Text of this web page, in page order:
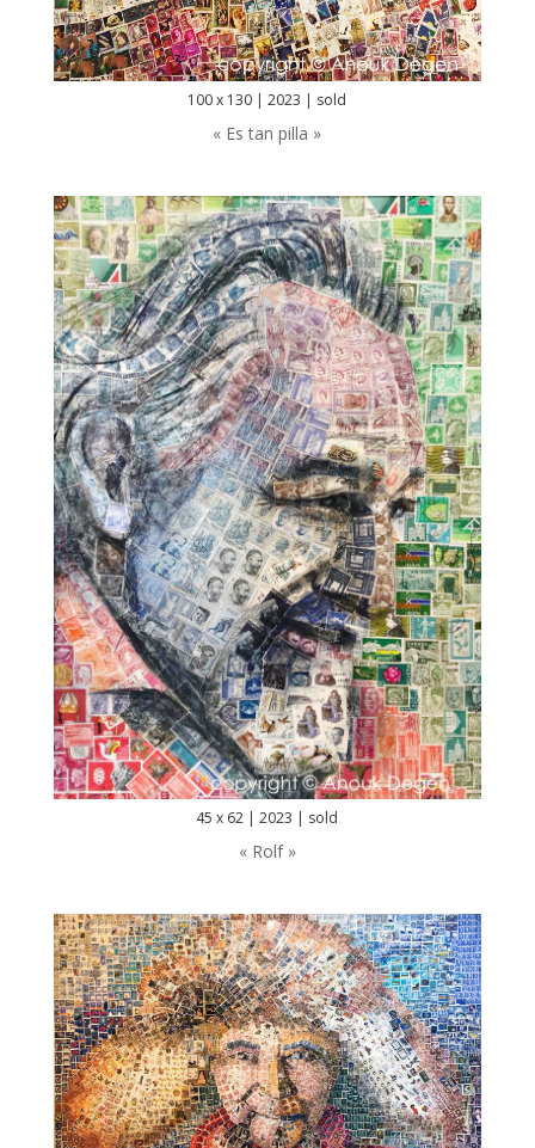
100 x 130 | 2023 | sold
« Es tan pilla »
45 x 62 | 2023 | sold
« Rolf »